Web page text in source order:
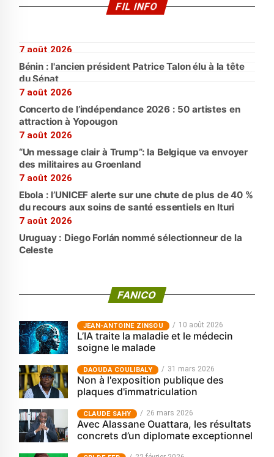
FIL INFO
7 août 2026
Bénin : l'ancien président Patrice Talon élu à la tête
du Sénat
7 août 2026
Concerto de l’indépendance 2026 : 50 artistes en
attraction à Yopougon
7 août 2026
“Un message clair à Trump”: la Belgique va envoyer
des militaires au Groenland
7 août 2026
Ebola : l’UNICEF alerte sur une chute de plus de 40 %
du recours aux soins de santé essentiels en Ituri
7 août 2026
Uruguay : Diego Forlán nommé sélectionneur de la
Celeste
FANICO
JEAN-ANTOINE ZINSOU 10 août 2026
L’IA traite la maladie et le médecin
soigne le malade
‎DAOUDA COULIBALY 31 mars 2026
Non à l'exposition publique des
plaques d'immatriculation
CLAUDE SAHY 26 mars 2026
Avec Alassane Ouattara, les résultats
concrets d’un diplomate exceptionnel